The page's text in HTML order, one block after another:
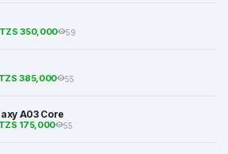
350,000 59
385,000 55
A03 Core
175,000 55